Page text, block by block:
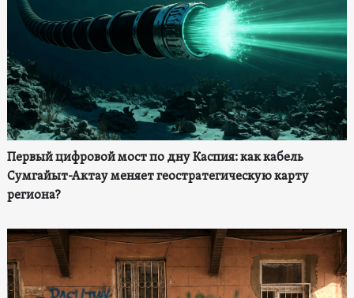
Первый цифровой мост по дну Каспия: как кабель
Сумгайыт-Актау меняет геостратегическую карту
региона?